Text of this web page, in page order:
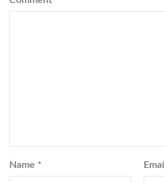
Name * Email